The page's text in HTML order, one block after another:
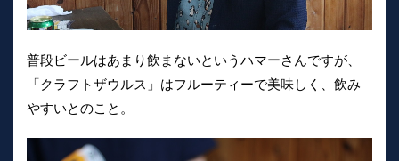
普段ビールはあまり飲まないというハマーさんですが、
「クラフトザウルス」はフルーティーで美味しく、飲み
やすいとのこと。